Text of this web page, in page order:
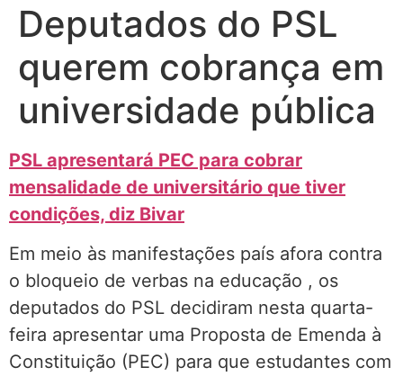
Deputados do PSL
querem cobrança em
universidade pública
PSL apresentará PEC para cobrar
mensalidade de universitário que tiver
condições, diz Bivar
Em meio às manifestações país afora contra
o bloqueio de verbas na educação , os
deputados do PSL decidiram nesta quarta-
feira apresentar uma Proposta de Emenda à
Constituição (PEC) para que estudantes com